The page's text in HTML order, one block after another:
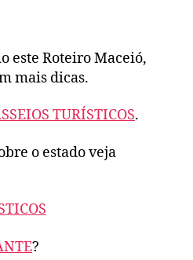
este Roteiro Maceió,
mais dicas.
TURÍSTICOS.
o estado veja
?